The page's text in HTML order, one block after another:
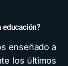
educación?
enseñado a
los últimos